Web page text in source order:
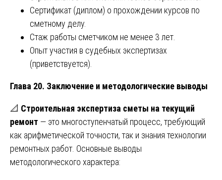
Сертификат (диплом) о прохождении курсов по
сметному делу.
Стаж работы сметчиком не менее 3 лет.
Опыт участия в судебных экспертизах
(приветствуется).
Глава 20. Заключение и методологические выводы
📐 Строительная экспертиза сметы на текущий
ремонт — это многоступенчатый процесс, требующий
как арифметической точности, так и знания технологии
ремонтных работ. Основные выводы
методологического характера: